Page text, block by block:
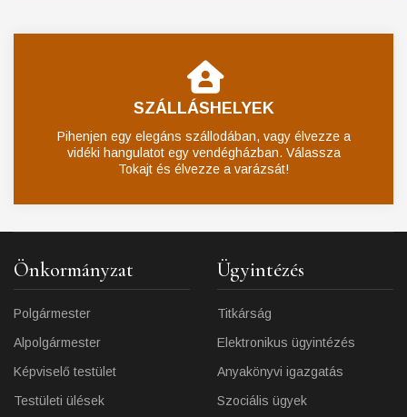
SZÁLLÁSHELYEK
Pihenjen egy elegáns szállodában, vagy élvezze a
vidéki hangulatot egy vendégházban. Válassza
Tokajt és élvezze a varázsát!
Önkormányzat
Polgármester
Alpolgármester
Képviselő testület
Testületi ülések
Ügyintézés
Titkárság
Elektronikus ügyintézés
Anyakönyvi igazgatás
Szociális ügyek